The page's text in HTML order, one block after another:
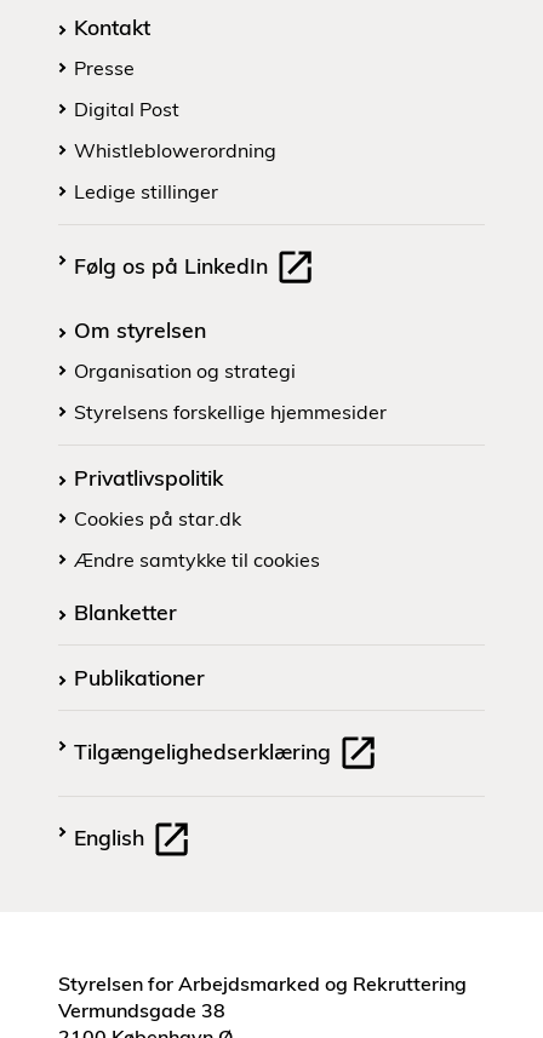
Kontakt
Presse
Digital Post
Whistleblowerordning
Ledige stillinger
Følg os på LinkedIn
Om styrelsen
Organisation og strategi
Styrelsens forskellige hjemmesider
Privatlivspolitik
Cookies på star.dk
Ændre samtykke til cookies
Blanketter
Publikationer
Tilgængelighedserklæring
English
Styrelsen for Arbejdsmarked og Rekruttering
Vermundsgade 38